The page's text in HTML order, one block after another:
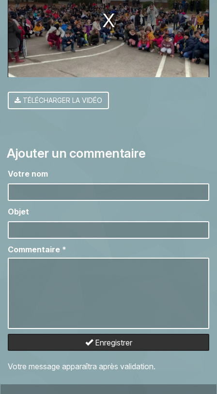
modal
window.
TÉLÉCHARGER LA VIDÉO
Ajouter un commentaire
Votre nom
Objet
Commentaire *
Enregistrer
Votre message apparaîtra après validation.